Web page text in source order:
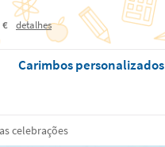
€ detalhes
Carimbos personalizados
celebrações